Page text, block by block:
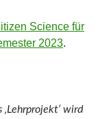
Science für
2023.
wird